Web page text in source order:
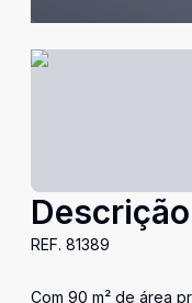
Descrição
REF. 81389
Com 90 m² de área